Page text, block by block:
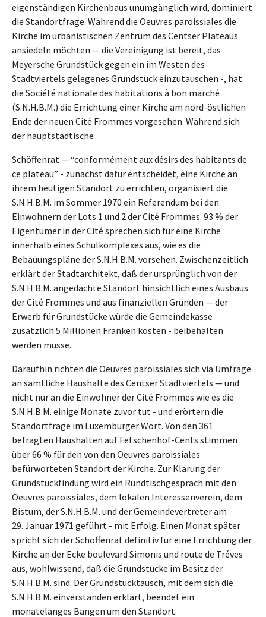
eigenständigen Kirchenbaus unumgänglich wird, dominiert
die Standortfrage. Während die Oeuvres paroissiales die
Kirche im urbanistischen Zentrum des Centser Plateaus
ansiedeln möchten — die Vereinigung ist bereit, das
Meyersche Grundstück gegen ein im Westen des
Stadtviertels gelegenes Grundstück einzutauschen -, hat
die Société nationale des habitations à bon marché
(S.N.H.B.M.) die Errichtung einer Kirche am nord-östlichen
Ende der neuen Cité Frommes vorgesehen. Während sich
der hauptstädtische
Schöffenrat — “conformément aux désirs des habitants de
ce plateau” - zunächst dafür entscheidet, eine Kirche an
ihrem heutigen Standort zu errichten, organisiert die
S.N.H.B.M. im Sommer 1970 ein Referendum bei den
Einwohnern der Lots 1 und 2 der Cité Frommes. 93 % der
Eigentümer in der Cité sprechen sich für eine Kirche
innerhalb eines Schulkomplexes aus, wie es die
Bebauungspläne der S.N.H.B.M. vorsehen. Zwischenzeitlich
erklärt der Stadtarchitekt, daß der ursprünglich von der
S.N.H.B.M. angedachte Standort hinsichtlich eines Ausbaus
der Cité Frommes und aus finanziellen Gründen — der
Erwerb für Grundstücke würde die Gemeindekasse
zusätzlich 5 Millionen Franken kosten - beibehalten
werden müsse.
Daraufhin richten die Oeuvres paroissiales sich via Umfrage
an sämtliche Haushalte des Centser Stadtviertels — und
nicht nur an die Einwohner der Cité Frommes wie es die
S.N.H.B.M. einige Monate zuvor tut - und erörtern die
Standortfrage im Luxemburger Wort. Von den 361
befragten Haushalten auf Fetschenhof-Cents stimmen
über 66 % für den von den Oeuvres paroissiales
befürworteten Standort der Kirche. Zur Klärung der
Grundstückfindung wird ein Rundtischgespräch mit den
Oeuvres paroissiales, dem lokalen Interessenverein, dem
Bistum, der S.N.H.B.M. und der Gemeindevertreter am
29. Januar 1971 geführt - mit Erfolg. Einen Monat später
spricht sich der Schöffenrat definitiv für eine Errichtung der
Kirche an der Ecke boulevard Simonis und route de Tréves
aus, wohlwissend, daß die Grundstücke im Besitz der
S.N.H.B.M. sind. Der Grundstücktausch, mit dem sich die
S.N.H.B.M. einverstanden erklärt, beendet ein
monatelanges Bangen um den Standort.